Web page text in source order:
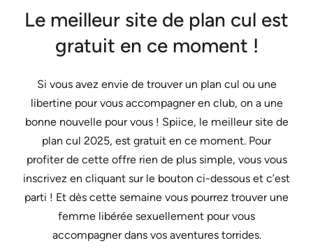
Le meilleur site de plan cul est
gratuit en ce moment !
Si vous avez envie de trouver un plan cul ou une
libertine pour vous accompagner en club, on a une
bonne nouvelle pour vous ! Spiice, le meilleur site de
plan cul 2025, est gratuit en ce moment. Pour
profiter de cette offre rien de plus simple, vous vous
inscrivez en cliquant sur le bouton ci-dessous et c’est
parti ! Et dès cette semaine vous pourrez trouver une
femme libérée sexuellement pour vous
accompagner dans vos aventures torrides.